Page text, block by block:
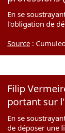
En se
l'obligation de
Source :
Filip
portant sur
En se
de déposer une